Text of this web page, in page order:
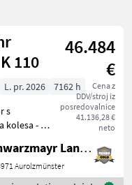
110
46.484
€
Cena z
DDV/stroj iz
posredovalnice
41.136,28 €
neto
L. pr. 2026
7162 h
- z
– prva
2006 - z
Schwarzmayr Landtechnik GmbH - Aurolzmünster
Aurolzmünster